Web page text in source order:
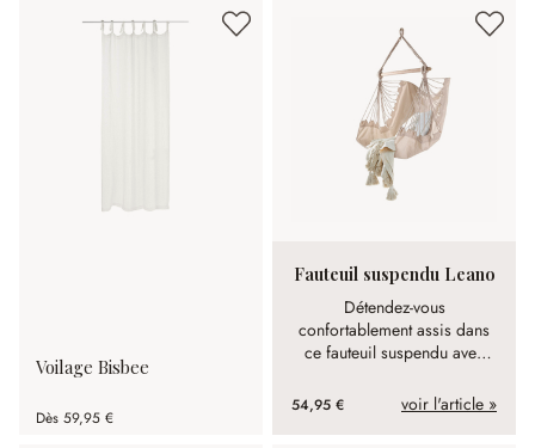
Voilage Bisbee
Dès 59,95 €
Fauteuil suspendu Leano
Détendez-vous
confortablement assis dans
ce fauteuil suspendu avec
à l'aide d'une solide barre
54,95 € voir l'article »